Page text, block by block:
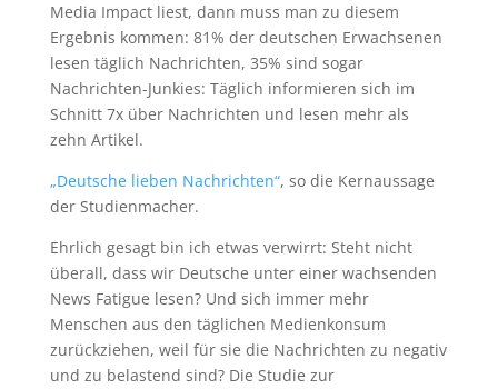
Media Impact liest, dann muss man zu diesem
Ergebnis kommen: 81% der deutschen Erwachsenen
lesen täglich Nachrichten, 35% sind sogar
Nachrichten-Junkies: Täglich informieren sich im
Schnitt 7x über Nachrichten und lesen mehr als
zehn Artikel.
„Deutsche lieben Nachrichten“, so die Kernaussage
der Studienmacher.
Ehrlich gesagt bin ich etwas verwirrt: Steht nicht
überall, dass wir Deutsche unter einer wachsenden
News Fatigue lesen? Und sich immer mehr
Menschen aus den täglichen Medienkonsum
zurückziehen, weil für sie die Nachrichten zu negativ
und zu belastend sind? Die Studie zur